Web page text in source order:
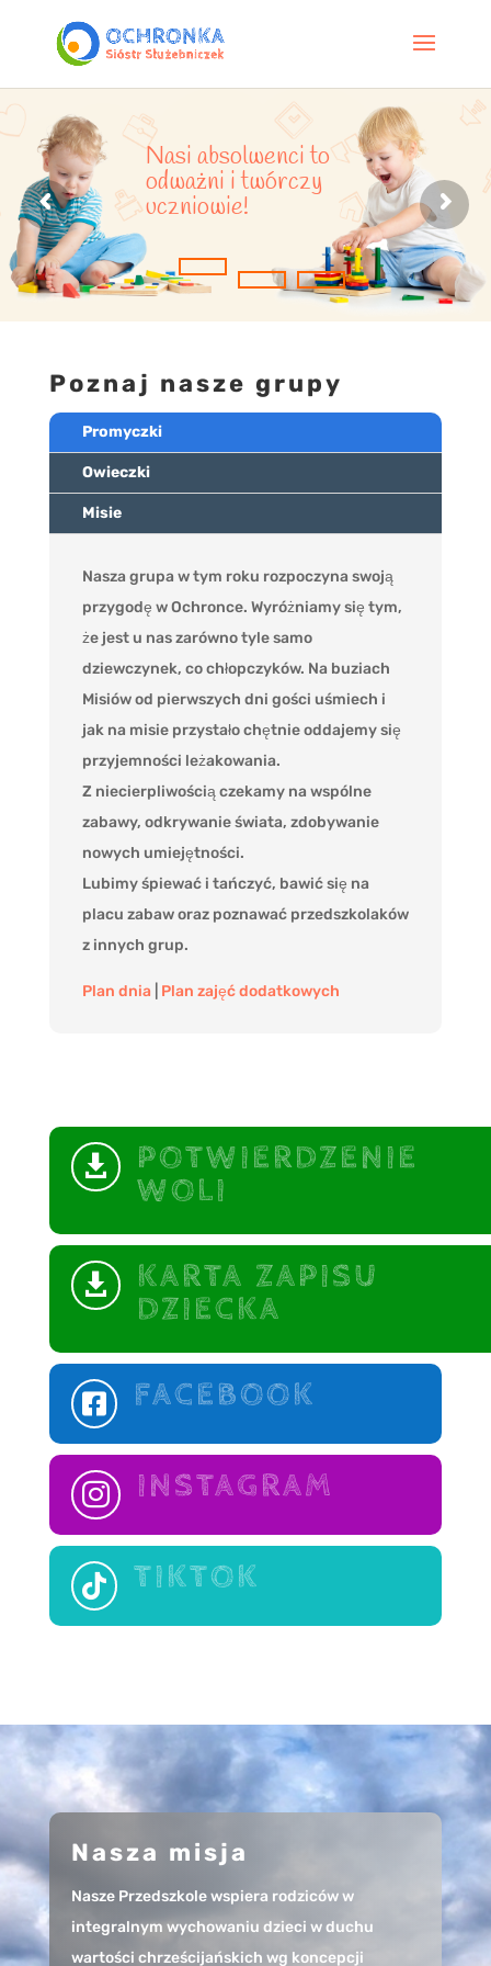
Nasi absolwenci to
odważni i twórczy
uczniowie!
Poznaj nasze grupy
Promyczki
Owieczki
Misie
Nasza grupa w tym roku rozpoczyna swoją
przygodę w Ochronce. Wyróżniamy się tym,
że jest u nas zarówno tyle samo
dziewczynek, co chłopczyków. Na buziach
Misiów od pierwszych dni gości uśmiech i
jak na misie przystało chętnie oddajemy się
przyjemności leżakowania.
Z niecierpliwością czekamy na wspólne
zabawy, odkrywanie świata, zdobywanie
nowych umiejętności.
Lubimy śpiewać i tańczyć, bawić się na
placu zabaw oraz poznawać przedszkolaków
z innych grup.
Plan dnia Plan zajęć dodatkowych

POTWIERDZENIE
WOLI

KARTA ZAPISU
DZIECKA
 FACEBOOK
 INSTAGRAM
 TIKTOK
Nasza misja
Nasze Przedszkole wspiera rodziców w
integralnym wychowaniu dzieci w duchu
wartości chrześcijańskich wg koncepcji